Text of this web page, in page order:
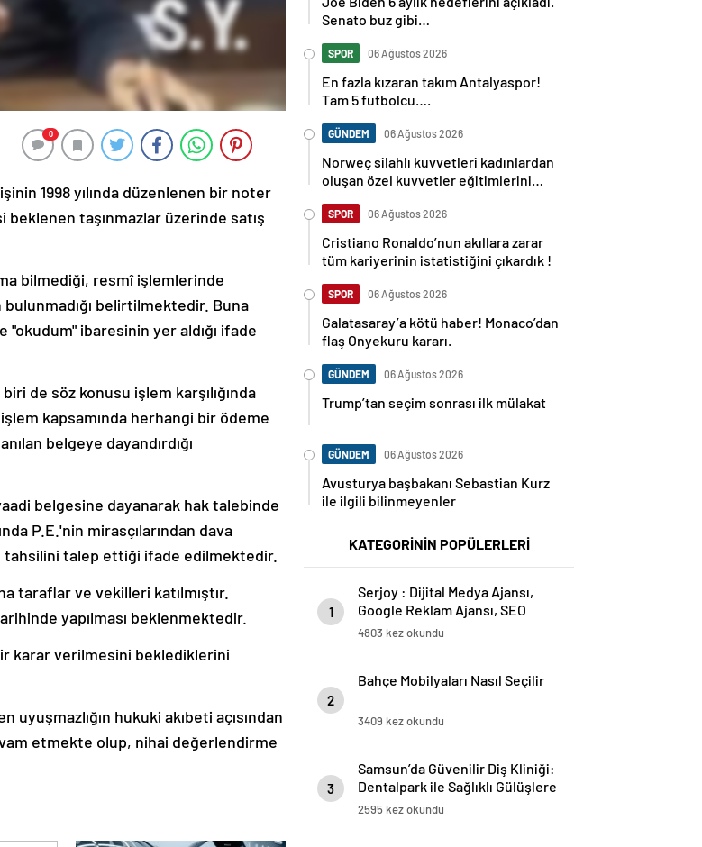
0
1998 yılında düzenlenen bir noter
taşınmazlar üzerinde satış
bilmediği, resmî işlemlerinde
bulunmadığı belirtilmektedir. Buna
ibaresinin yer aldığı ifade
de söz konusu işlem karşılığında
kapsamında herhangi bir ödeme
belgeye dayandırdığı
belgesine dayanarak hak talebinde
P.E.'nin mirasçılarından dava
tahsilini talep ettiği ifade edilmektedir.
taraflar ve vekilleri katılmıştır.
yapılması beklenmektedir.
karar verilmesini beklediklerini
hukuki akıbeti açısından
etmekte olup, nihai değerlendirme
Senato buz gibi…
SPOR 06 Ağustos 2026
En fazla kızaran takım Antalyaspor!
Tam 5 futbolcu….
GÜNDEM 06 Ağustos 2026
Norweç silahlı kuvvetleri kadınlardan
oluşan özel kuvvetler eğitimlerini
SPOR 06 Ağustos 2026
Cristiano Ronaldo’nun akıllara zarar
tüm kariyerinin istatistiğini çıkardık !
SPOR 06 Ağustos 2026
Galatasaray’a kötü haber! Monaco’dan
flaş Onyekuru kararı.
GÜNDEM 06 Ağustos 2026
Trump’tan seçim sonrası ilk mülakat
GÜNDEM 06 Ağustos 2026
Avusturya başbakanı Sebastian Kurz
ile ilgili bilinmeyenler
KATEGORİNİN POPÜLERLERİ
1
Serjoy : Dijital Medya Ajansı,
Google Reklam Ajansı, SEO
Ajansı ve Web Tasarım Ajansı
4803 kez okundu
2
Bahçe Mobilyaları Nasıl Seçilir
3409 kez okundu
3
Samsun’da Güvenilir Diş Kliniği:
Dentalpark ile Sağlıklı Gülüşlere
2595 kez okundu